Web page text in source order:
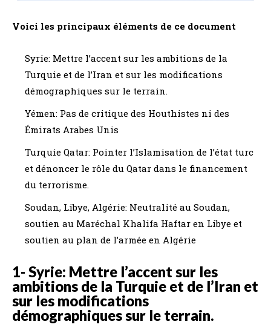
Voici les principaux éléments de ce document
Syrie: Mettre l’accent sur les ambitions de la
Turquie et de l’Iran et sur les modifications
démographiques sur le terrain.
Yémen: Pas de critique des Houthistes ni des
Émirats Arabes Unis
Turquie Qatar: Pointer l’Islamisation de l’état turc
et dénoncer le rôle du Qatar dans le financement
du terrorisme.
Soudan, Libye, Algérie: Neutralité au Soudan,
soutien au Maréchal Khalifa Haftar en Libye et
soutien au plan de l’armée en Algérie
1- Syrie: Mettre l’accent sur les
ambitions de la Turquie et de l’Iran et
sur les modifications
démographiques sur le terrain.